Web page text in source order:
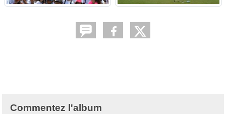
Commentez l'album